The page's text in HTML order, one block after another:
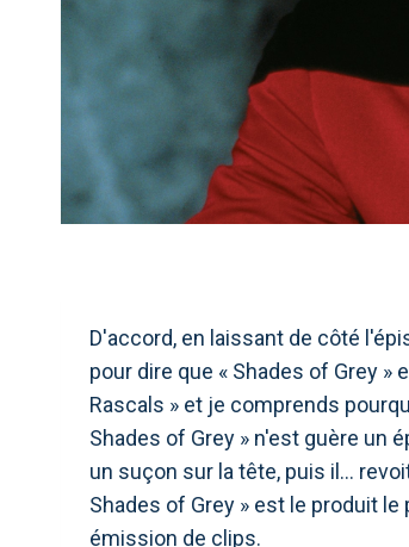
D'accord, en laissant de côté
pour dire que « Shades of Grey »
Rascals » et je comprends
Shades of Grey » n'est guère un
un suçon sur la tête, puis il…
Shades of Grey » est le produit
émission de clips.